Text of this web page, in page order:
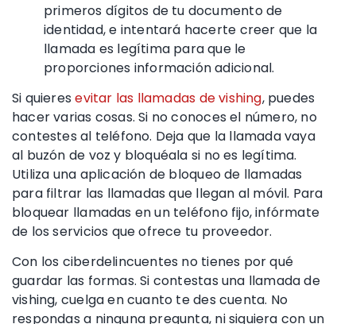
primeros dígitos de tu documento de
identidad,e intentará hacerte creer que la
llamada es legítima para que le
proporciones información adicional.
Si quieresevitar las llamadas devishing, puedes
hacer varias cosas. Si no conoces el número, no
contestes al teléfono. Deja que la llamada vaya
al buzón de voz y bloquéala si no es legítima.
Utiliza una aplicación de bloqueo de llamadas
para filtrar las llamadas que llegan al móvil. Para
bloquear llamadas en un teléfono fijo, infórmate
de los servicios que ofrece tu proveedor.
Con los ciberdelincuentes no tienes por qué
guardar las formas. Si contestas una llamada de
vishing, cuelga en cuanto te des cuenta. No
respondas a ninguna pregunta, ni siquiera con un